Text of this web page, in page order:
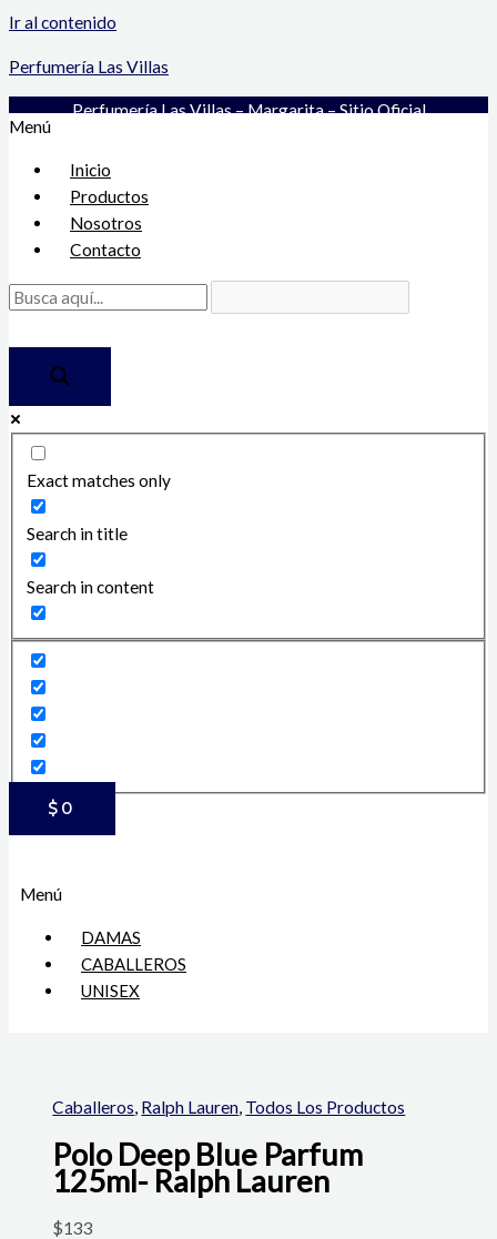
Ir al contenido
Perfumería Las Villas
Perfumería Las Villas – Margarita – Sitio Oficial
Menú
Inicio
Productos
Nosotros
Contacto
Exact matches only
Search in title
Search in content
$ 0
Menú
DAMAS
CABALLEROS
UNISEX
Caballeros, Ralph Lauren, Todos Los Productos
Polo Deep Blue Parfum
125ml- Ralph Lauren
$133